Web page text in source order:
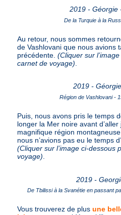
2019 - Géorgie
De la Turquie à la
Au retour, nous sommes
de Vashlovani que nous avions
précédente.(Cliquer sur
carnet de voyage)
2019 -
Région de Vashlovani -
Puis, nous avons pris le temps
longer la Mer noire avant d’aller
magnifique région
nous n’avions pas eu le temps
(Cliquer sur l’image ci-dessous
voyage)
2019 -
De Tbilissi à la Svanétie en passant
Vous trouverez de plusune